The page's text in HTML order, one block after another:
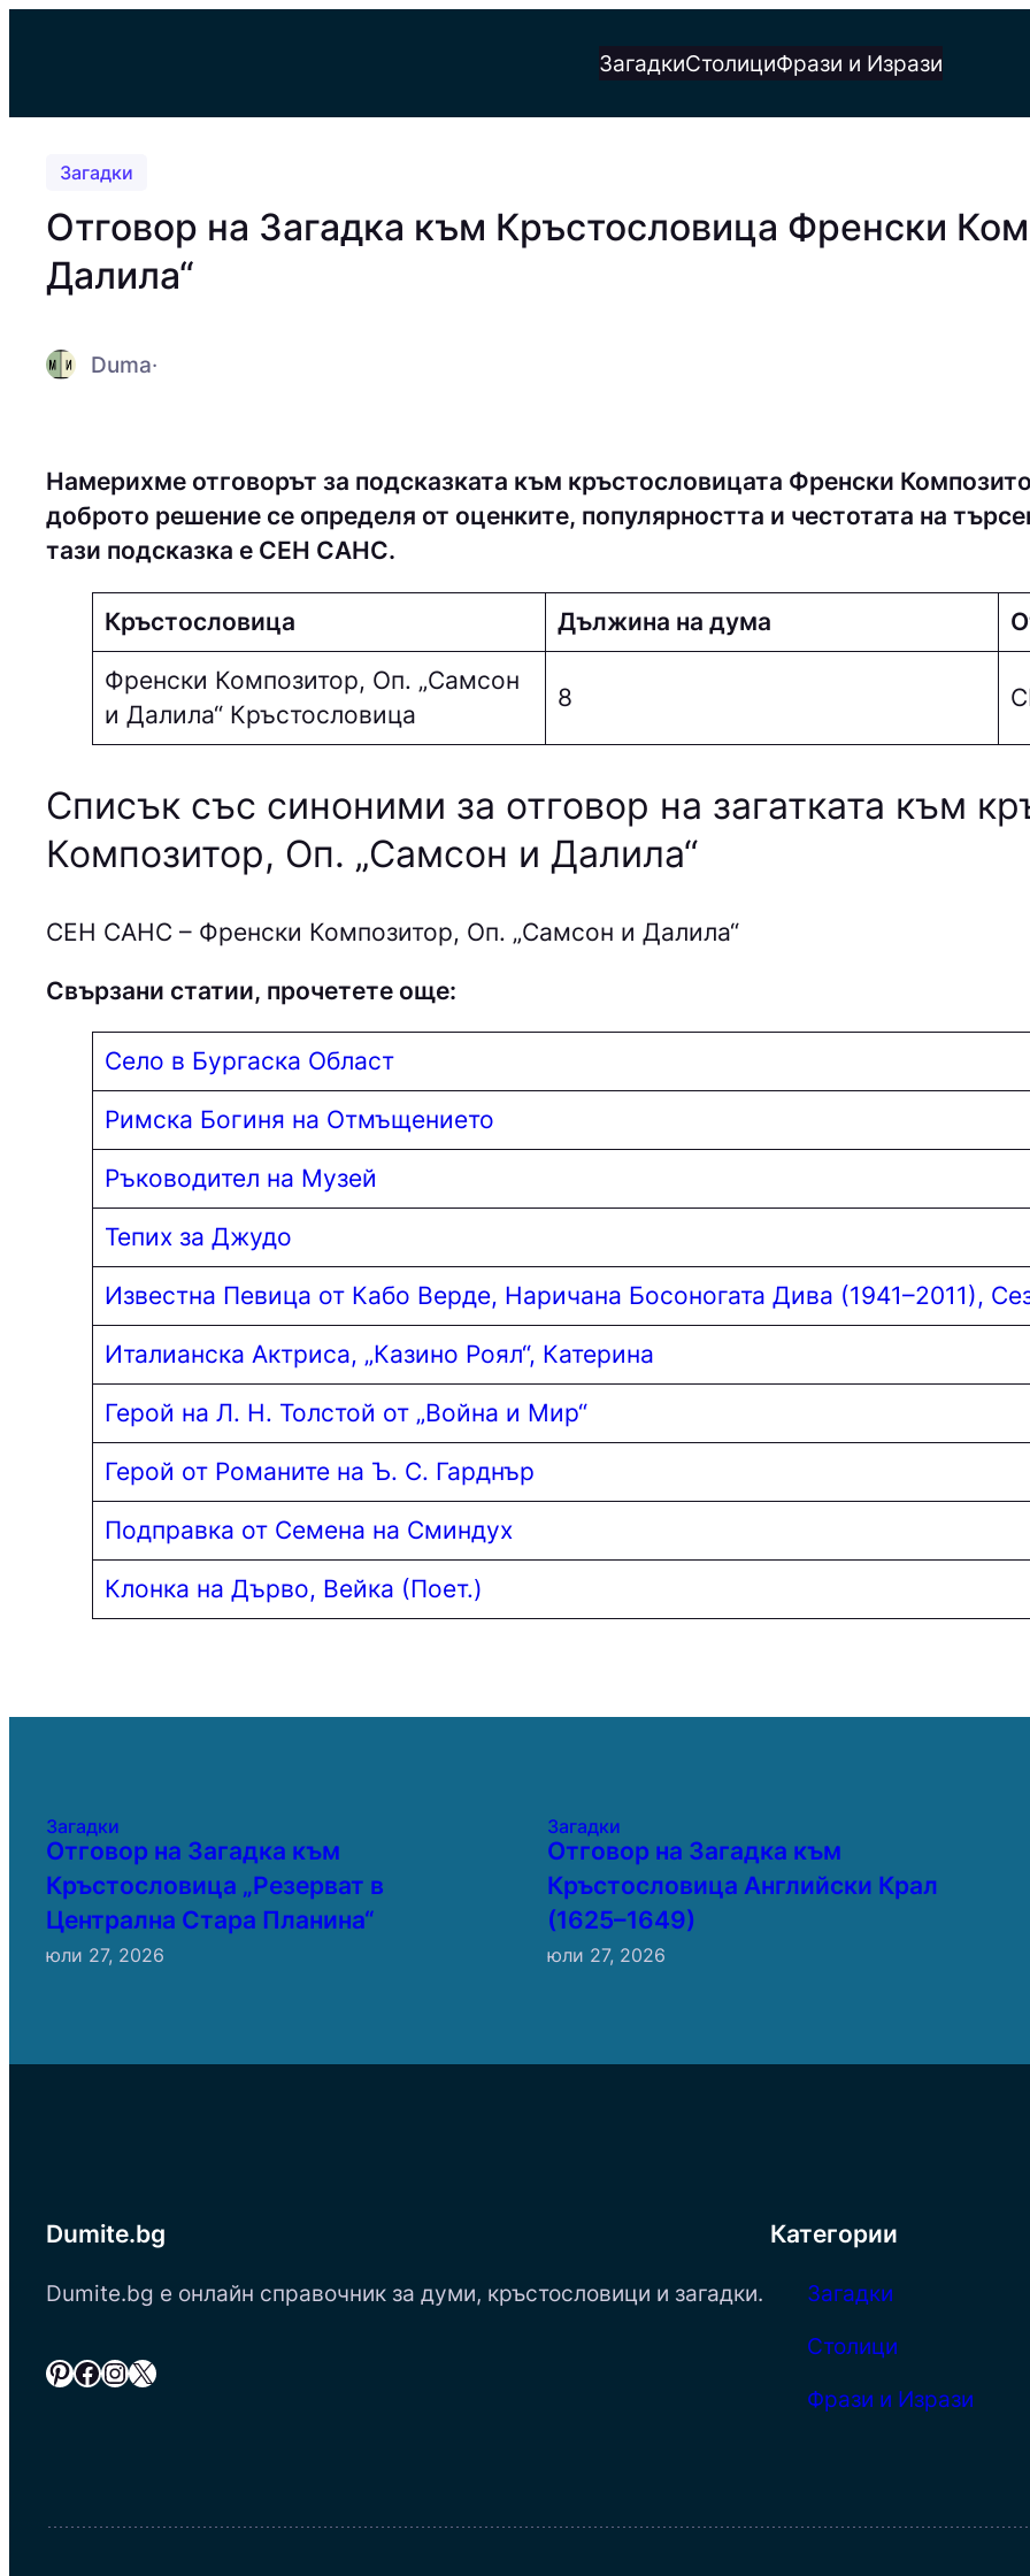
ЗагадкиСтолициФрази и Изрази
Загадки
Отговор на Загадка към Кръстословица Френски
Далила“
Duma·
Намерихме отговорът за подсказката към кръстословицата Френски
доброто решение се определя от оценките, популярността и честотата на
тази подсказка е СEН СAНC.
Кръстословица Дължина на дума
Френски Композитор, Оп. „Самсон
и Далила“ Кръстословица
8
Списък със синоними за отговор на загатката към
Композитор, Оп. „Самсон и Далила“
СEН СAНC – Френски Композитор, Оп. „Самсон и Далила“
Свързани статии, прочетете още:
Село в Бургаска Област
Римска Богиня на Отмъщението
Ръководител на Музей
Тепих за Джудо
Известна Певица от Кабо Верде, Наричана Босоногата Дива (1941–2011),
Италианска Актриса, „Казино Роял“, Катерина
Герой на Л. Н. Толстой от „Война и Мир“
Герой от Романите на Ъ. С. Гарднър
Подправка от Семена на Сминдух
Клонка на Дърво, Вейка (Поет.)
Загадки
Отговор на Загадка към
Кръстословица „Резерват в
Централна Стара Планина“
юли 27, 2026
Загадки
Отговор на Загадка към
Кръстословица Английски Крал
(1625–1649)
юли 27, 2026
Dumite.bg
Dumite.bg е онлайн справочник за думи, кръстословици и загадки.
Pinterest Facebook InstagramX
Категории
Загадки
Столици
Фрази и Изрази